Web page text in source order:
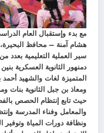
هشام آمنة – محافظ البحيرة،
سير العملية التعليمية بعدد
دمنهور الثانوية العسكرية
المتميزة لغات والشهيد أحمد
ومعاذ بن جبل الثانوية بنات
حيث تابع إنتظام الحصص
والمعامل وفناء المدرسة
ونظافة دورات المياة وتوفير